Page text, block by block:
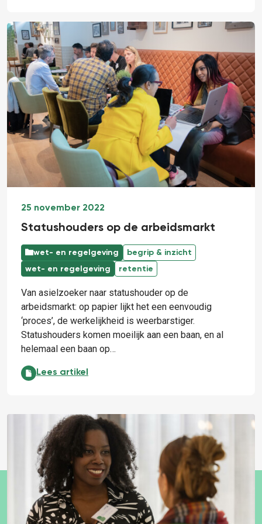
25 november 2022
Statushouders op de arbeidsmarkt
wet- en regelgeving
begrip & inzicht
wet- en regelgeving
retentie
Van asielzoeker naar statushouder op de
arbeidsmarkt: op papier lijkt het een eenvoudig
‘proces’, de werkelijkheid is weerbarstiger.
Statushouders komen moeilijk aan een baan, en al
helemaal een baan op…
Statushouders op de arbeidsmarkt:
Lees artikel